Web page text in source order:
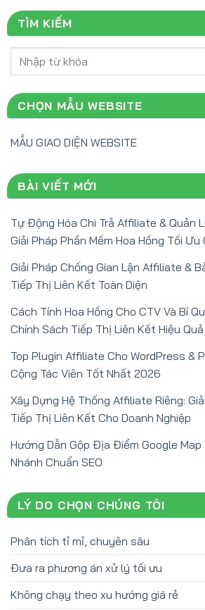
TÌM KIẾM
CHỌN MẪU WEBSITE
MẪU GIAO DIỆN WEBSITE
BÀI VIẾT MỚI
Tự Động Hóa Chi Trả Affiliate & Quản
Giải Pháp Phần Mềm Hoa Hồng Tối Ưu
Giải Pháp Chống Gian Lận Affiliate &
Tiếp Thị Liên Kết Toàn Diện
Cách Tính Hoa Hồng Cho CTV Và Bí
Chính Sách Tiếp Thị Liên Kết Hiệu Quả
Top Plugin Affiliate Cho WordPress &
Cộng Tác Viên Tốt Nhất 2026
Xây Dựng Hệ Thống Affiliate Riêng:
Tiếp Thị Liên Kết Cho Doanh Nghiệp
Hướng Dẫn Gộp Địa Điểm Google Map
Nhánh Chuẩn SEO
LÝ DO CHỌN CHÚNG TÔI
Phân tích tỉ mỉ, chuyên sâu
Đưa ra phương án xử lý tối ưu
Không chạy theo xu hướng giá rẻ